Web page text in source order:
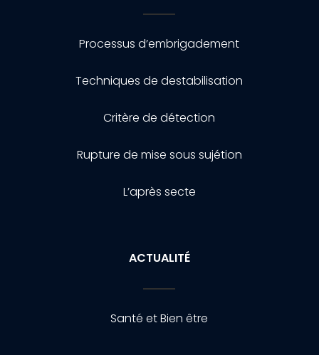
Processus d’embrigadement
Techniques de destabilisation
Critère de détection
Rupture de mise sous sujétion
L’après secte
ACTUALITÉ
Santé et Bien être